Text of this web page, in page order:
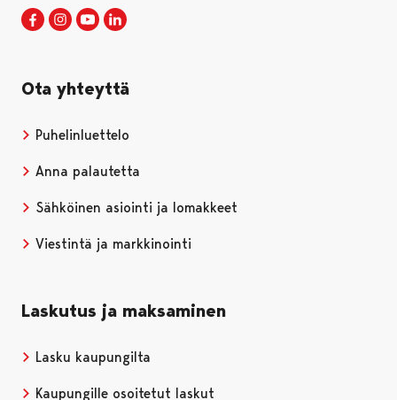
Porin kaupunki Facebookissa
Avautuu uudessa välilehdessä
Porin kaupunki Instagramissa
Avautuu uudessa välilehdessä
Porin kaupunki Youtubessa
Avautuu uudessa välilehdessä
Ota yhteyttä
Puhelinluettelo
Anna palautetta
Sähköinen asiointi ja lomakkeet
Viestintä ja markkinointi
Laskutus ja maksaminen
Lasku kaupungilta
Kaupungille osoitetut laskut